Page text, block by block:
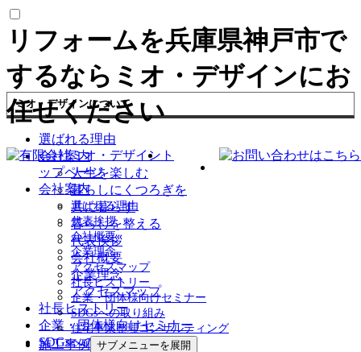
リフォームを兵庫県神戸市で
するならミオ・デザインにお
任せください
ト
ップページ
会社案内
選ばれる理由
代表挨拶
会社概要
企業理念
アクセスマップ
社長ヒストリー
企業・団体様向けセミナー
SDGsへの取り組み
住宅事業整理コンサルティング
施工事例 サブメニューを展開
ミオ・デザインについて
選ばれる理由
会社案内
人生を楽しむ
暮らしにくつろぎを
共に暮らす
暮らしを整える
代表挨拶
会社概要
企業理念
アクセスマップ
社長ヒストリー
企業・団体様向けセミナー
SDGsへの取り組み